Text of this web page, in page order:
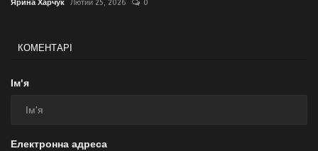
Ярина Харчук Лютий 25, 2026 0
КОМЕНТАРІ
Ім'я
Електронна адреса